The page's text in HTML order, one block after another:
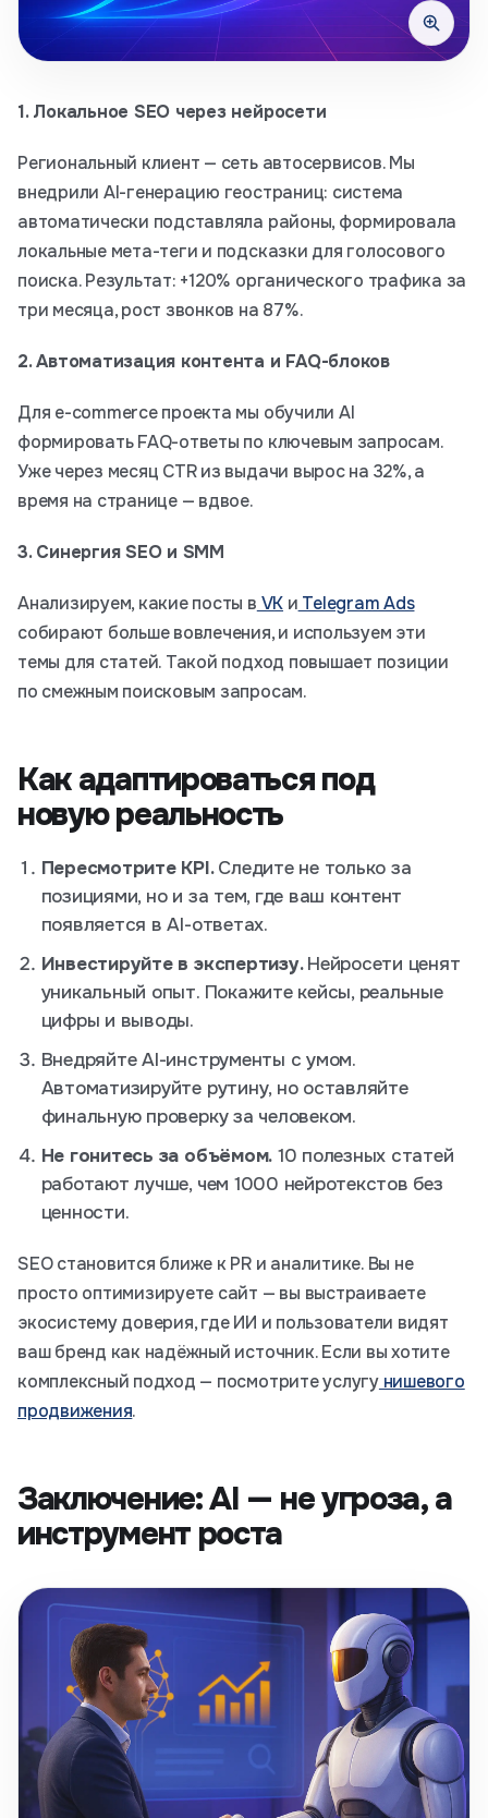
1. Локальное SEO через нейросети
Региональный клиент — сеть автосервисов. Мы
внедрили AI-генерацию геостраниц: система
автоматически подставляла районы, формировала
локальные мета-теги и подсказки для голосового
поиска. Результат: +120% органического трафика за
три месяца, рост звонков на 87%.
2. Автоматизация контента и FAQ-блоков
Для e-commerce проекта мы обучили AI
формировать FAQ-ответы по ключевым запросам.
Уже через месяц CTR из выдачи вырос на 32%, а
время на странице — вдвое.
3. Синергия SEO и SMM
Анализируем, какие посты в VK и Telegram Ads
собирают больше вовлечения, и используем эти
темы для статей. Такой подход повышает позиции
по смежным поисковым запросам.
Как адаптироваться под
новую реальность
Пересмотрите KPI.Следите не только за
позициями, но и за тем, где ваш контент
появляется в AI-ответах.
Инвестируйте в экспертизу.Нейросети ценят
уникальный опыт. Покажите кейсы, реальные
цифры и выводы.
Внедряйте AI-инструменты с умом.
Автоматизируйте рутину, но оставляйте
финальную проверку за человеком.
Не гонитесь за объёмом. 10 полезных статей
работают лучше, чем 1000 нейротекстов без
ценности.
SEO становится ближе к PR и аналитике. Вы не
просто оптимизируете сайт — вы выстраиваете
экосистему доверия, где ИИ и пользователи видят
ваш бренд как надёжный источник. Если вы хотите
комплексный подход — посмотрите услугунишевого
продвижения.
Заключение: AI — не угроза, а
инструмент роста